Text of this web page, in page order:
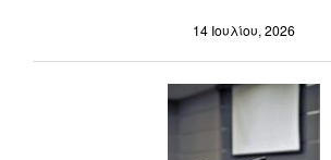
14 Ιουλίου, 2026